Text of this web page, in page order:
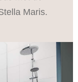
Maris.